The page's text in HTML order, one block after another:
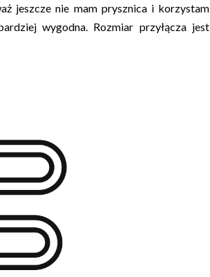
jeszcze nie mam prysznica i korzystam
wygodna. Rozmiar przyłącza jest